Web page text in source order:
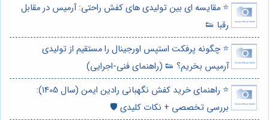
⭐️ مقایسه ای بین تولیدی های کفش راحتی: آرمیس در مقابل
رقبا 👟
⭐️ چگونه پرفکت استپس اورجینال را مستقیم از تولیدی
آرمیس بخریم؟ 👟 (راهنمای فنی-اجرایی)
⭐️ راهنمای خرید کفش نگهبانی رادین ایمن (سال 1405):
بررسی تخصصی + نکات کلیدی 🛡️